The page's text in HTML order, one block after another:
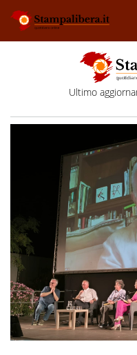
Ultimo